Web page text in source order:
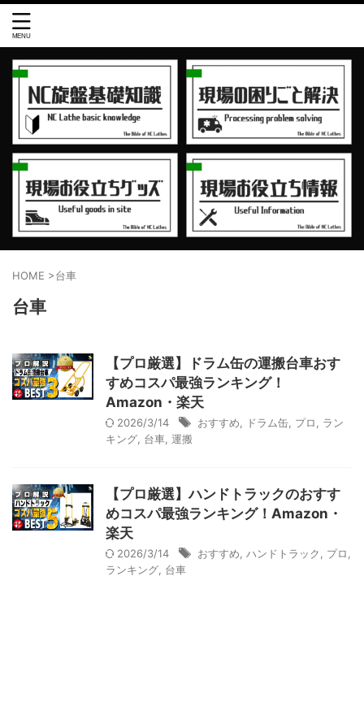
HOME >台車
台車
【プロ厳選】ドラム缶の運搬台車おす
すめコスパ最強ランキング！
Amazon・楽天
2026/3/14 おすすめ, ドラム缶, プロ, ラン
キング, 台車, 運搬
【プロ厳選】ハンドトラックのおすす
めコスパ最強ランキング！Amazon・
楽天
2026/3/14 おすすめ, ハンドトラック, プロ,
ランキング, 台車